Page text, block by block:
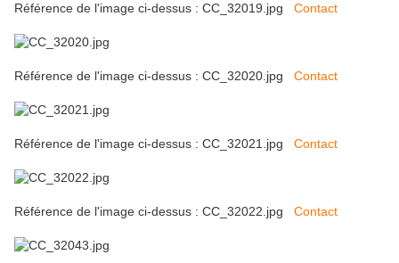
Référence de l'image ci-dessus : CC_32019.jpg Contact
Référence de l'image ci-dessus : CC_32020.jpg Contact
Référence de l'image ci-dessus : CC_32021.jpg Contact
Référence de l'image ci-dessus : CC_32022.jpg Contact